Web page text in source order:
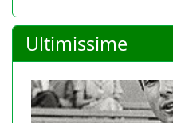
Ultimissime